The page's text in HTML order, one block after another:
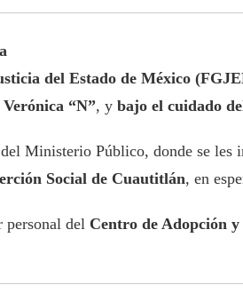
del Estado de México
Verónica “N”, y bajo el cuidado
Ministerio Público, donde se les
Social de Cuautitlán, en
personal del Centro de Adopción